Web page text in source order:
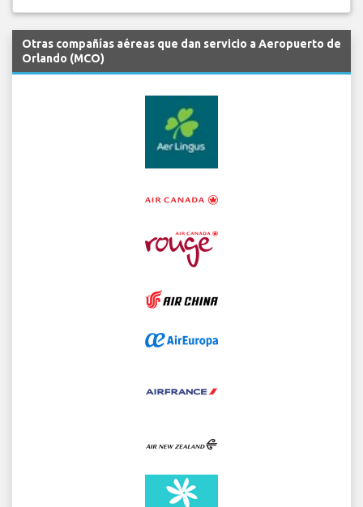
Otras compañías aéreas que dan servicio a Aeropuerto de
Orlando (MCO)